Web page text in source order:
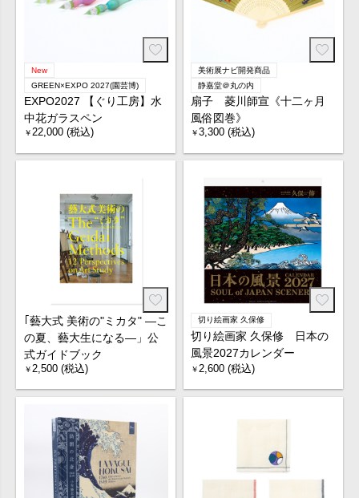
New
GREEN×EXPO 2027(園芸博)
EXPO2027 【ぐり工房】水
中花ガラスペン
￥22,000 (税込)
美術展ナビ開発商品
静嘉堂＠丸の内
扇子 菱川師宣《十二ヶ月
風俗図巻》
￥3,300 (税込)
｢藝大式 美術の"ミカタ" ―こ
の夏、藝大生になる―」公
式ガイドブック
￥ 2,500 (税込)
切り絵画家 久保修
切り絵画家 久保修 日本の
風景2027カレンダー
￥ 2,600 (税込)